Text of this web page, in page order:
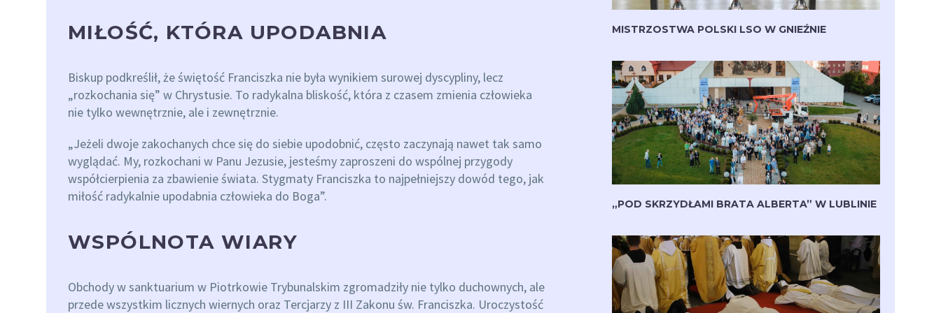
MIŁOŚĆ, KTÓRA UPODABNIA
Biskup podkreślił, że świętość Franciszka nie była wynikiem surowej dyscypliny, lecz
„rozkochania się” w Chrystusie. To radykalna bliskość, która z czasem zmienia człowieka
nie tylko wewnętrznie, ale i zewnętrznie.
„Jeżeli dwoje zakochanych chce się do siebie upodobnić, często zaczynają nawet tak samo
wyglądać. My, rozkochani w Panu Jezusie, jesteśmy zaproszeni do wspólnej przygody
współcierpienia za zbawienie świata. Stygmaty Franciszka to najpełniejszy dowód tego, jak
miłość radykalnie upodabnia człowieka do Boga”.
WSPÓLNOTA WIARY
Obchody w sanktuarium w Piotrkowie Trybunalskim zgromadziły nie tylko duchownych, ale
przede wszystkim licznych wiernych oraz Tercjarzy z III Zakonu św. Franciszka. Uroczystość
MISTRZOSTWA POLSKI LSO W GNIEŹNIE
„POD SKRZYDŁAMI BRATA ALBERTA” W LUBLINIE